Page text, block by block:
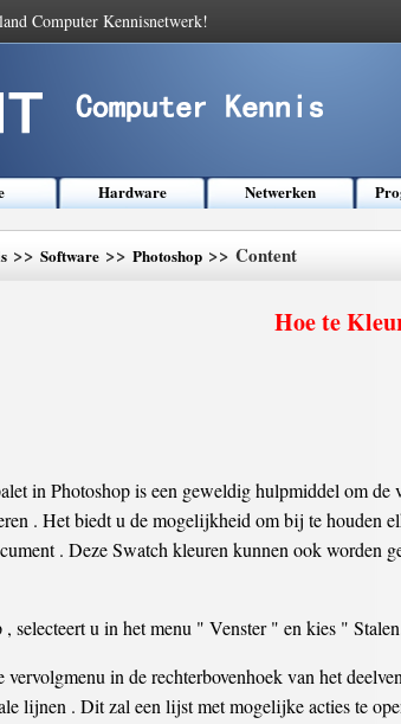
Computer Kennisnetwerk!
Hardware Netwerken
>> Software >> Photoshop >> Content
Hoe te
in Photoshop is een geweldig hulpmiddel om
. Het biedt u de mogelijkheid om bij te houden
. Deze Swatch kleuren kunnen ook worden
selecteert u in het menu " Venster " en kies "
in de rechterbovenhoek van het
lijnen . Dit zal een lijst met mogelijke acties te